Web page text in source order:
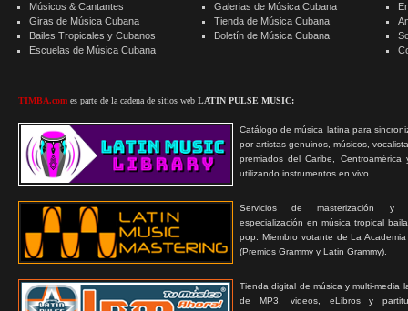
Músicos & Cantantes
Giras de Música Cubana
Bailes Tropicales y Cubanos
Escuelas de Música Cubana
TIMBA.com es parte de la cadena de sitios web LATIN PULSE MUSIC:
Catálogo de música latina para
por artistas genuinos, músicos,
premiados del Caribe, Centroamérica
utilizando instrumentos en vivo.
Servicios de masterización y
especialización en música tropical
pop. Miembro votante de La
(Premios Grammy y Latin Grammy).
Tienda digital de música y multi-media
de MP3, videos, eLibros y
Galerias de Música Cubana
Tienda de Música Cubana
Boletín de Música Cubana